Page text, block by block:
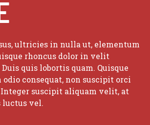
ultricies in nulla ut, elementum
rhoncus dolor in velit
quis lobortis quam. Quisque
consequat, non suscipit orci
suscipit aliquam velit, at
vel.